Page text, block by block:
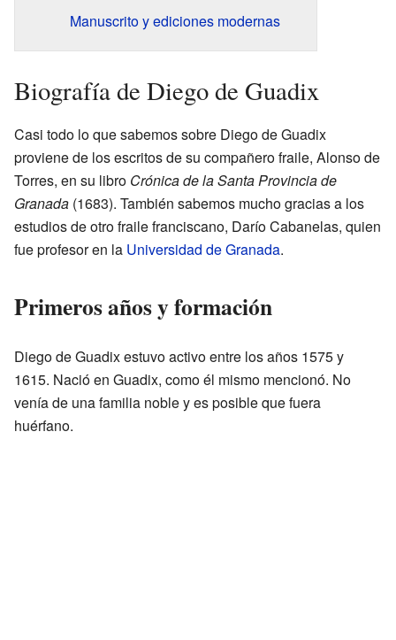
Manuscrito y ediciones modernas
Biografía de Diego de Guadix
Casi todo lo que sabemos sobre Diego de Guadix
proviene de los escritos de su compañero fraile, Alonso de
Torres, en su libro Crónica de la Santa Provincia de
Granada (1683). También sabemos mucho gracias a los
estudios de otro fraile franciscano, Darío Cabanelas, quien
fue profesor en la Universidad de Granada.
Primeros años y formación
Diego de Guadix estuvo activo entre los años 1575 y
1615. Nació en Guadix, como él mismo mencionó. No
venía de una familia noble y es posible que fuera
huérfano.